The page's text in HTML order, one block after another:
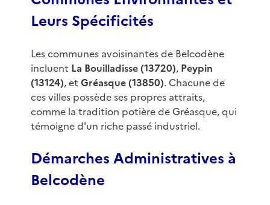
Leurs Spécificités
Les communes avoisinantes de Belcodène
incluent La Bouilladisse (13720), Peypin
(13124), et Gréasque (13850). Chacune de
ces villes possède ses propres attraits,
comme la tradition potière de Gréasque, qui
témoigne d'un riche passé industriel.
Démarches Administratives à
Belcodène